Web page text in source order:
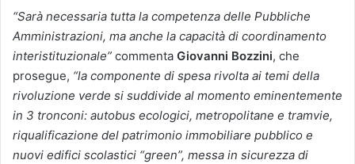
“Sarà necessaria tutta la competenza delle Pubbliche
Amministrazioni, ma anche la capacità di coordinamento
interistituzionale” commenta Giovanni Bozzini, che
prosegue, “la componente di spesa rivolta ai temi della
rivoluzione verde si suddivide al momento eminentemente
in 3 tronconi: autobus ecologici, metropolitane e tramvie,
riqualificazione del patrimonio immobiliare pubblico e
nuovi edifici scolastici “green”, messa in sicurezza di